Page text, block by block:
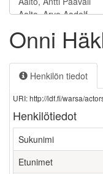
Onni
Henkilön tiedot
URI: http://ldf.fi/warsa/
Henkilötiedot
Sukunimi
Etunimet